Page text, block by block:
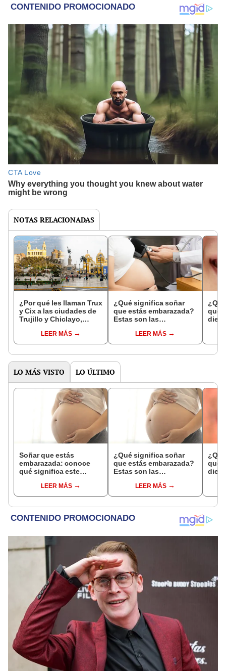
NOTAS RELACIONADAS
¿Por qué les llaman Trux
y Cix a las ciudades de
Trujillo y Chiclayo,
LEER MÁS
¿Qué significa soñar
que estás embarazada?
Estas son las
comunesLEER MÁS
que
LO MÁS VISTO LO ÚLTIMO
Soñar que estás
embarazada: conoce
qué significa este
LEER MÁS
¿Qué significa soñar
que estás embarazada?
Estas son las
comunesLEER MÁS
que